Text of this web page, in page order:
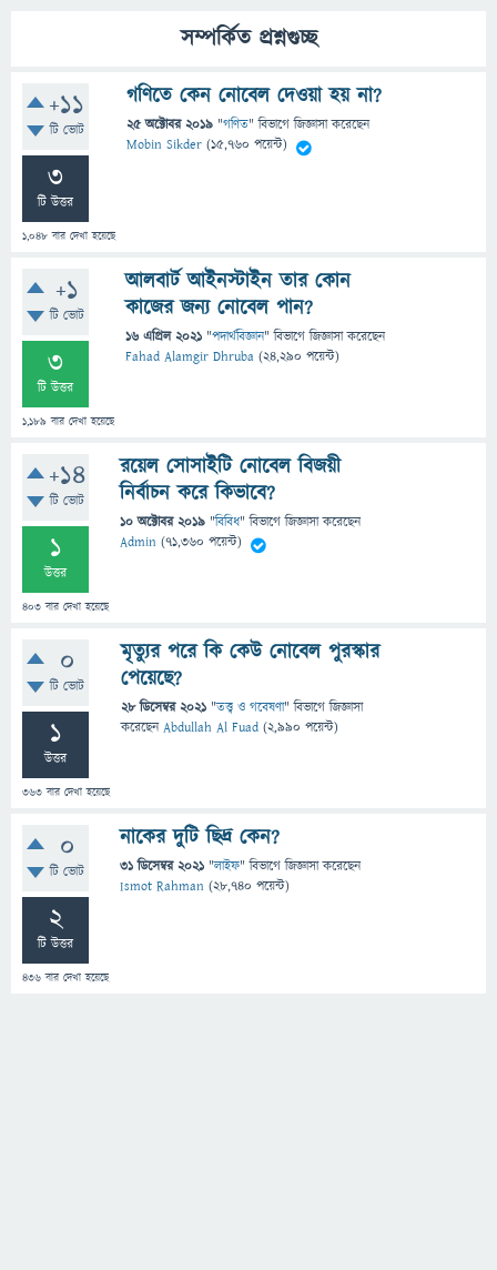
সম্পর্কিত প্রশ্নগুচ্ছ
+11
টি ভোট
3
টি উত্তর
1,048 বার দেখা হয়েছে
গণিতে কেন নোবেল দেওয়া হয় না?
25 অক্টোবর 2019 "গণিত" বিভাগে জিজ্ঞাসাকরেছেন
Mobin Sikder (15,760 পয়েন্ট)
+1
টি ভোট
3
টি উত্তর
1,189 বার দেখা হয়েছে
আলবার্ট আইনস্টাইন তার কোন
কাজের জন্য নোবেল পান?
16 এপ্রিল 2021 "পদার্থবিজ্ঞান" বিভাগে জিজ্ঞাসাকরেছেন
Fahad Alamgir Dhruba (24,290 পয়েন্ট)
+14
টি ভোট
1
উত্তর
403 বার দেখা হয়েছে
রয়েল সোসাইটি নোবেল বিজয়ী
নির্বাচন করে কিভাবে?
10 অক্টোবর 2019 "বিবিধ" বিভাগে জিজ্ঞাসাকরেছেন
Admin (71,360 পয়েন্ট)
0
টি ভোট
1
উত্তর
363 বার দেখা হয়েছে
মৃত্যুর পরে কি কেউ নোবেল পুরস্কার
পেয়েছে?
28 ডিসেম্বর 2021 "তত্ত্ব ও গবেষণা" বিভাগে জিজ্ঞাসা
করেছেনAbdullah Al Fuad (2,990 পয়েন্ট)
0
টি ভোট
2
টি উত্তর
436 বার দেখা হয়েছে
নাকের দুটি ছিদ্র কেন?
31 ডিসেম্বর 2021 "লাইফ" বিভাগে জিজ্ঞাসাকরেছেন
Ismot Rahman (28,740 পয়েন্ট)